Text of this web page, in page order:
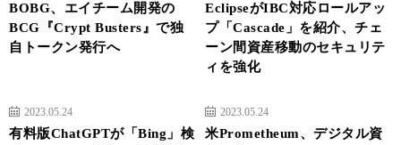
BOBG、エイチーム開発の
BCG『Crypt Busters』で独
自トークン発行へ
EclipseがIBC対応ロールアッ
プ「Cascade」を紹介、チェ
ーン間資産移動のセキュリテ
ィを強化
2023.05.24
有料版ChatGPTが「Bing」検
2023.05.24
米Prometheum、デジタル資